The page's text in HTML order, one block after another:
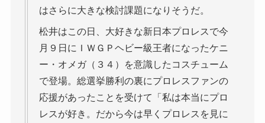
はさらに大きな検討課題になりそうだ。
松井はこの日、大好きな新日本プロレスで今
月９日にＩＷＧＰヘビー級王者になったケニ
ー・オメガ（３４）を意識したコスチューム
で登場。総選挙勝利の裏にプロレスファンの
応援があったことを受けて「私は本当にプロ
レスが好き。だから今は早くプロレスを見に